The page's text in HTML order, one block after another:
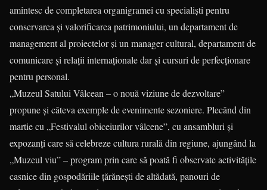
amintesc de completarea organigramei cu specialişti pentru
conservarea şi valorificarea patrimoniului, un departament de
management al proiectelor şi un manager cultural, departament de
comunicare şi relaţii internaţionale dar şi cursuri de perfecţionare
pentru personal.
„Muzeul Satului Vâlcean – o nouă viziune de dezvoltare”
propune şi câteva exemple de evenimente sezoniere. Plecând din
martie cu „Festivalul obiceiurilor vâlcene”, cu ansambluri şi
expozanţi care să celebreze cultura rurală din regiune, ajungând la
„Muzeul viu” – program prin care să poată fi observate activităţile
casnice din gospodăriile ţărăneşti de altădată, panouri de